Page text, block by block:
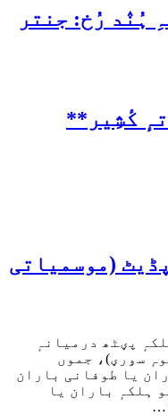
ہُنٛد رُخ: جنتر
کٔشِیر**
(موسمیاتی
ہلکہٕ پؠٹھ درمیانہٕ
سۅرؠ)، جموں
یا طوفانی باران
ہلکہٕ باران یا
…